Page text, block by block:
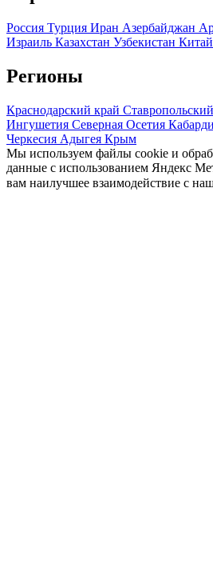
Россия Турция Иран Азербайджан
Израиль Казахстан Узбекистан Китай
Регионы
Краснодарский край
Ингушетия Северная Осетия
Черкесия Адыгея Крым
Мы используем файлы cookie и
данные с использованием Яндекс
вам наилучшее взаимодействие с